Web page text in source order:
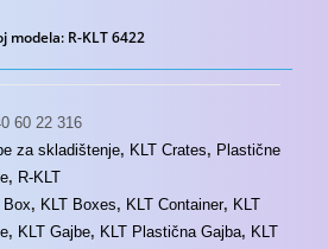
modela: R-KLT 6422
60 22 316
za skladištenje, KLT Crates, Plastične
, R-KLT
Box, KLT Boxes, KLT Container, KLT
, KLT Gajbe, KLT Plastična Gajba, KLT